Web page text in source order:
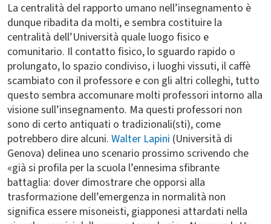
La centralità del rapporto umano nell’insegnamento è
dunque ribadita da molti, e sembra costituire la
centralità dell’Università quale luogo fisico e
comunitario. Il contatto fisico, lo sguardo rapido o
prolungato, lo spazio condiviso, i luoghi vissuti, il caffè
scambiato con il professore e con gli altri colleghi, tutto
questo sembra accomunare molti professori intorno alla
visione sull’insegnamento. Ma questi professori non
sono di certo antiquati o tradizionali(sti), come
potrebbero dire alcuni. Walter Lapini (Università di
Genova) delinea uno scenario prossimo scrivendo che
«già si profila per la scuola l’ennesima sfibrante
battaglia: dover dimostrare che opporsi alla
trasformazione dell’emergenza in normalità non
significa essere misoneisti, giapponesi attardati nella